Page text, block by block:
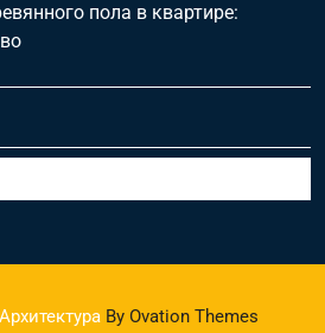
пола в квартире:
By Ovation Themes